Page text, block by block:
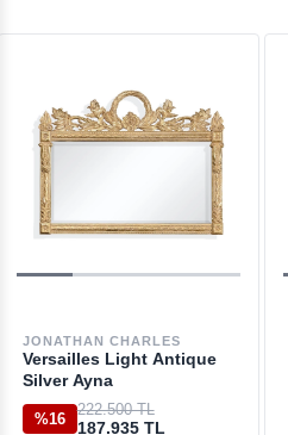
JONATHAN CHARLES
Versailles Light Antique
Silver Ayna
%16
222.500 TL
187.935 TL